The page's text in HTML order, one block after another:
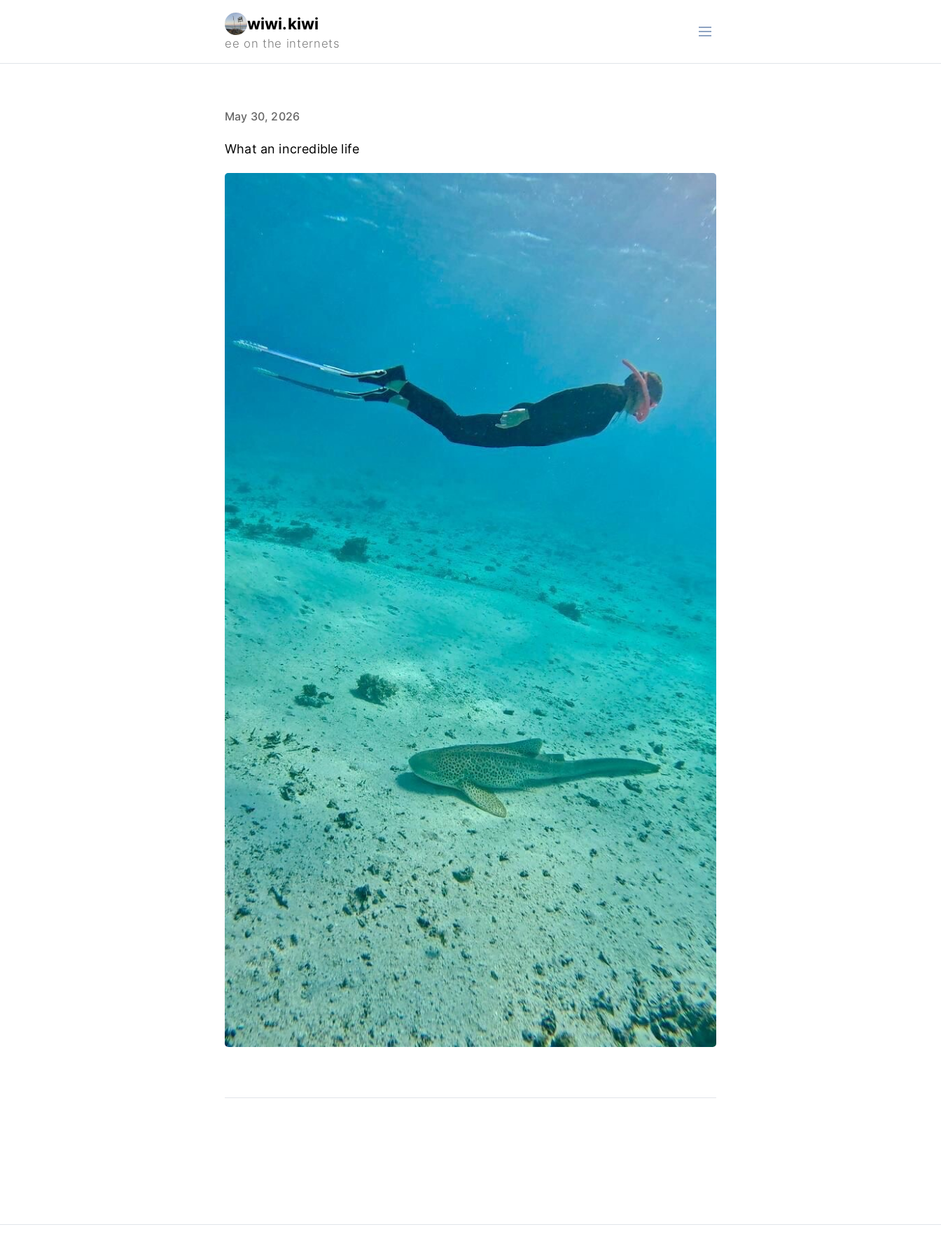
wiwi.kiwi
May 30, 2026
What an incredible life